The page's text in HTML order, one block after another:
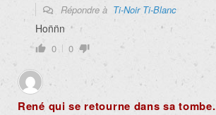
Répondre à Ti-Noir Ti-Blanc
Hon̈n̈n
0 0
René qui se retourne dans sa tombe.